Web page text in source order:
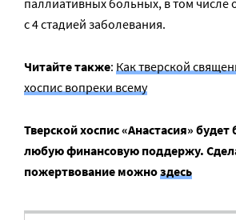
паллиативных больных, в том числе
с 4 стадией заболевания.
Читайте также: Как тверской
хоспис вопреки всему
Тверской хоспис «Анастасия» будет
любую финансовую поддержу.
пожертвование можноздесь